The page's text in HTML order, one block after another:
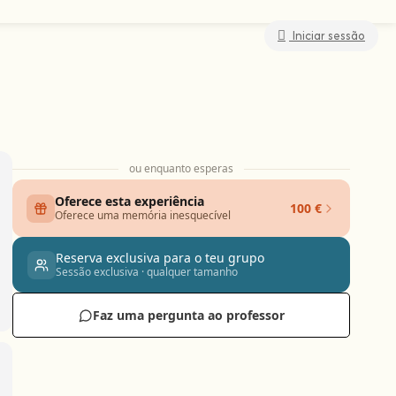
Iniciar sessão
ou enquanto esperas
Oferece esta experiência
Oferece uma memória inesquecível 100 €
Reserva exclusiva para o teu grupo
Sessão exclusiva · qualquer tamanho
Faz uma pergunta ao professor